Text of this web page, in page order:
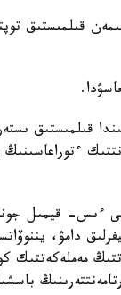
جىلدىڭ 7-اقپانىندا
ءىس- قيمىل
دامۋ،